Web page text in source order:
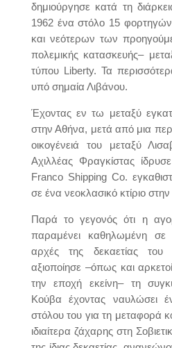
δημιούργησε κατά τη
1962 ένα στόλο 15
και νεότερων των
πολεμικής κατασκευής–
τύπου Liberty. Τα
υπό σημαία Λιβάνου.
Έχοντας εν τω μεταξύ
στην Αθήνα, μετά από μια
οικογένειά του μεταξύ
Αχιλλέας Φραγκίστας
Franco Shipping Co.
σε ένα νεοκλασικό κτίριο
Παρά το γεγονός ότι η
παραμένει καθηλωμένη σε
αρχές της δεκαετίας
αξιοποίησε –όπως και
την εποχή εκείνη– τη
Κούβα έχοντας ναυλώσει
στόλου του για τη μεταφορά
ιδιαίτερα ζάχαρης στη